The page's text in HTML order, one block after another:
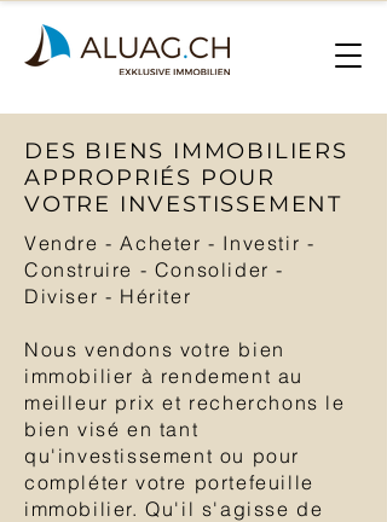
DES BIENS IMMOBILIERS
APPROPRIÉS POUR
VOTRE INVESTISSEMENT
Vendre - Acheter - Investir -
Construire - Consolider -
Diviser - Hériter
Nous vendons votre bien
immobilier à rendement au
meilleur prix et recherchons le
bien visé en tant
qu'investissement ou pour
compléter votre portefeuille
immobilier. Qu'il s'agisse de